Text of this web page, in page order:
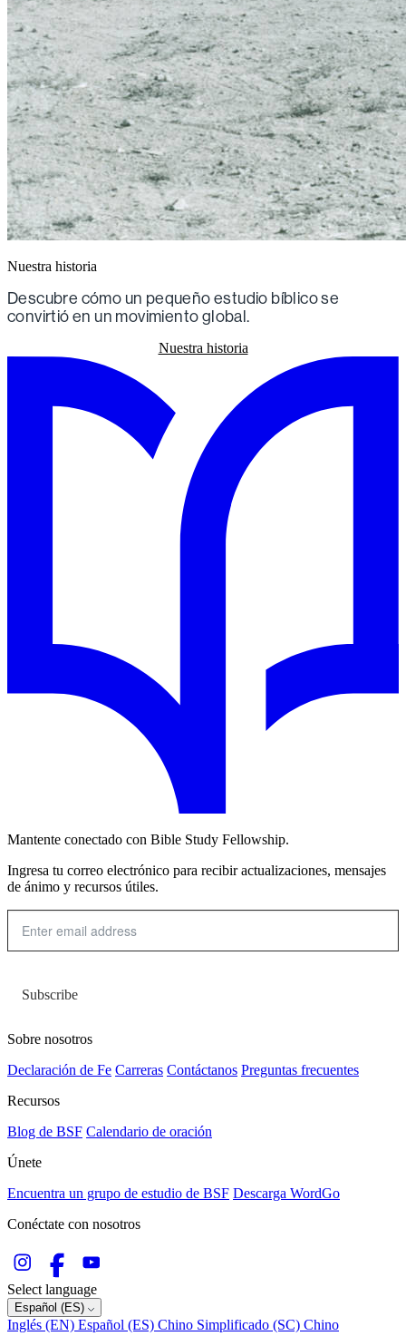
Nuestra historia
Descubre cómo un pequeño estudio bíblico se
convirtió en un movimiento global.
Nuestra historia
Mantente conectado con Bible Study Fellowship.
Ingresa tu correo electrónico para recibir actualizaciones, mensajes
de ánimo y recursos útiles.
Subscribe
Sobre nosotros
Declaración de Fe Carreras Contáctanos Preguntas frecuentes
Recursos
Blog de BSF Calendario de oración
Únete
Encuentra un grupo de estudio de BSF Descarga WordGo
Conéctate con nosotros
Select language
Español (ES)
Inglés (EN) Español (ES) Chino Simplificado (SC) Chino